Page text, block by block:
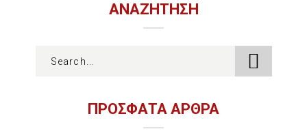
ΑΝΑΖΉΤΗΣΗ
ΠΡΟΣΦΑΤΑ ΑΡΘΡΑ